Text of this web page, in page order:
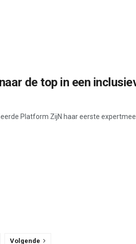
de top in een
Platform ZijN haar eerste
Volgende